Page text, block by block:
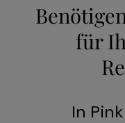
für
In